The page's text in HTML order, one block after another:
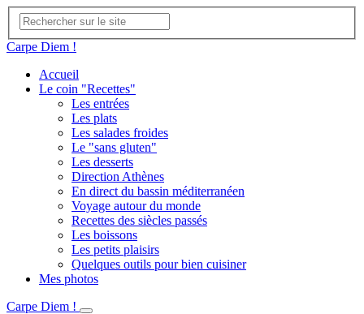
Carpe Diem !
Accueil
Le coin "Recettes"
Les entrées
Les plats
Les salades froides
Le "sans gluten"
Les desserts
Direction Athènes
En direct du bassin méditerranéen
Voyage autour du monde
Recettes des siècles passés
Les boissons
Les petits plaisirs
Quelques outils pour bien cuisiner
Mes photos
Carpe Diem !